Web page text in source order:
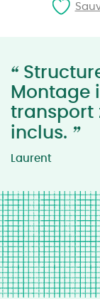
“
Montage
transport
inclus. ”
Laurent